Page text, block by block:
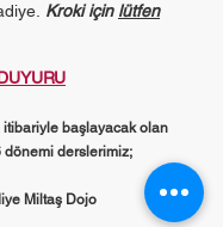
Kroki için lütfen
itibariyle başlayacak olan
dönemi derslerimiz;
Miltaş Dojo